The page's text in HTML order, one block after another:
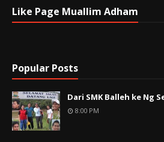
Like Page Muallim Adham
Popular Posts
Dari SMK Balleh ke Ng
8:00 PM